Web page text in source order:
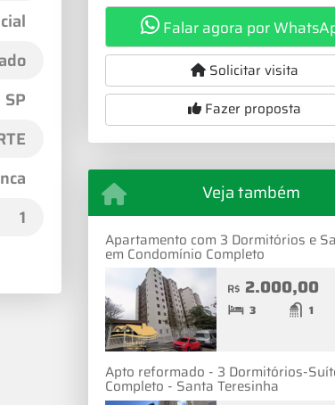
1
Falar agora por
Solicitar visita
Fazer proposta
Veja também
Apartamento com 3 Dormitórios e
em Condomínio Completo
R$ 2.000,00
3 1
Apto reformado - 3 Dormitórios-
Completo - Santa Teresinha